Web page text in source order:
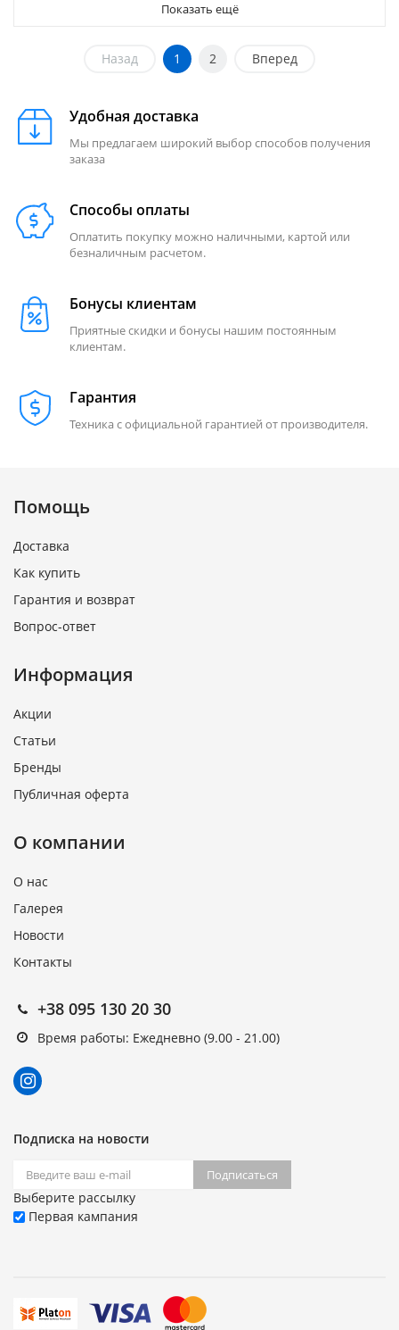
Показать ещё
Назад 1 2 Вперед
Удобная доставка
Мы предлагаем широкий выбор способов получения
заказа
Способы оплаты
Оплатить покупку можно наличными, картой или
безналичным расчетом.
Бонусы клиентам
Приятные скидки и бонусы нашим постоянным
клиентам.
Гарантия
Техника с официальной гарантией от производителя.
Помощь
Доставка
Как купить
Гарантия и возврат
Вопрос-ответ
Информация
Акции
Статьи
Бренды
Публичная оферта
О компании
О нас
Галерея
Новости
Контакты
+38 095 130 20 30
Время работы: Ежедневно (9.00 - 21.00)
Подписка на новости
Подписаться
Выберите рассылку
Первая кампания